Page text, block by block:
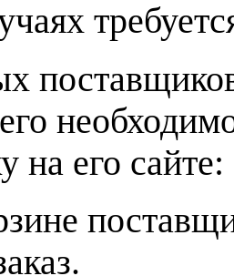
на его сайте: